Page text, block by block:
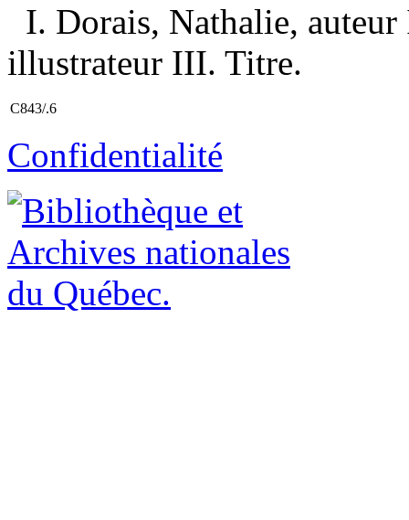
I. Dorais, Nathalie,
illustrateur III. Titre.
C843/.6
Confidentialité